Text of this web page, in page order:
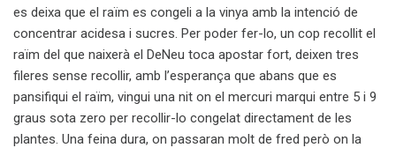
es deixa que el raïm es congeli a la vinya amb la intenció de
concentrar acidesa i sucres. Per poder fer-lo, un cop recollit el
raïm del que naixerà el DeNeu toca apostar fort, deixen tres
fileres sense recollir, amb l’esperança que abans que es
pansifiqui el raïm, vingui una nit on el mercuri marqui entre 5 i 9
graus sota zero per recollir-lo congelat directament de les
plantes. Una feina dura, on passaran molt de fred però on la